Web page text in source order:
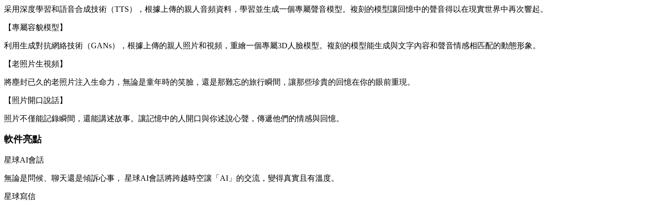
采用深度學習和語音合成技術（TTS），根據上傳的親人音頻資料，學習並生成一個專屬聲音模型。複刻的模型讓回憶中的聲音得以在現實世界中再次響起。
【專屬容貌模型】
利用生成對抗網絡技術（GANs），根據上傳的親人照片和視頻，重繪一個專屬3D人臉模型。複刻的模型能生成與文字內容和聲音情感相匹配的動態形象。
【老照片生視頻】
將塵封已久的老照片注入生命力，無論是童年時的笑臉，還是那難忘的旅行瞬間，讓那些珍貴的回憶在你的眼前重現。
【照片開口說話】
照片不僅能記錄瞬間，還能講述故事。讓記憶中的人開口與你述說心聲，傳遞他們的情感與回憶。
軟件亮點
星球AI會話
無論是問候、聊天還是傾訴心事， 星球AI會話將跨越時空讓「AI」的交流，變得真實且有溫度。
星球寫信